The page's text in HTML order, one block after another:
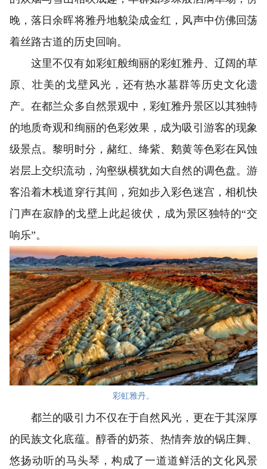
晚，落日余晖将雅丹地貌染成金红，风声中仿佛回荡
着丝路古道的历史回响。
这里不仅有如彩虹般绚丽的彩虹雅丹、辽阔的草
原、壮美的戈壁风光，还有热水墓群等历史文化遗
产。在都兰众多自然景观中，彩虹雅丹景区以其独特
的地质奇观和绚丽的色彩效果，成为吸引游客的现象
级景点。黎明时分，赭红、绛紫、鹅黄等色彩在风蚀
岩层上交织流动，沟壑纵横犹如大自然的调色盘。游
客沿着木栈道穿行其间，宛如步入彩色迷宫，相机快
门声在寂静的戈壁上此起彼伏，成为景区独特的“交
响乐”。
彩虹雅丹。
都兰的吸引力不仅在于自然风光，更在于其深厚
的民族文化底蕴。醇香的奶茶、热情奔放的锅庄舞、
悠扬动听的马头琴，构成了一道道鲜活的文化风景